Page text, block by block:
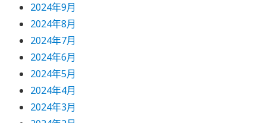
2024年9月
2024年8月
2024年7月
2024年6月
2024年5月
2024年4月
2024年3月